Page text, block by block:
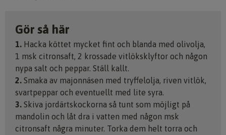
Gör så här
1. Hacka köttet mycket fint och blanda med olivolja,
1 msk citronsaft, 2 krossade vitlöksklyftor och någon
nypa salt och peppar. Ställ kallt.
2. Smaka av majonnäsen med tryffelolja, riven vitlök,
svartpeppar och eventuellt med lite syra.
3. Skiva jordärtskockorna så tunt som möjligt på
mandolin och låt dra i vatten med någon msk
citronsaft några minuter. Torka dem helt torra och